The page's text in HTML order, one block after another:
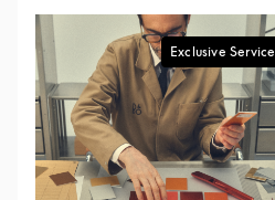
Exclusive Service